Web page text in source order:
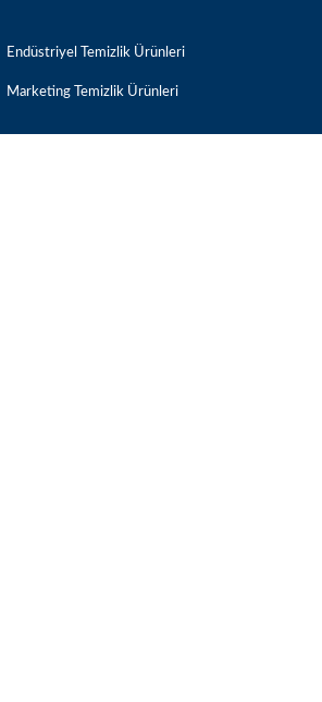
Endüstriyel Temizlik Ürünleri
Marketing Temizlik Ürünleri